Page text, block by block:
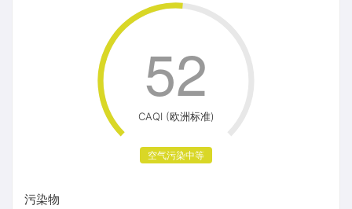
CAQI (欧洲标准)
空气污染中等
52
污染物